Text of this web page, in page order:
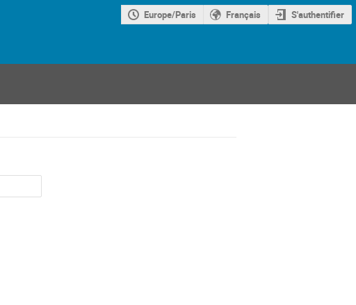
Europe/Paris Français S'authentifier